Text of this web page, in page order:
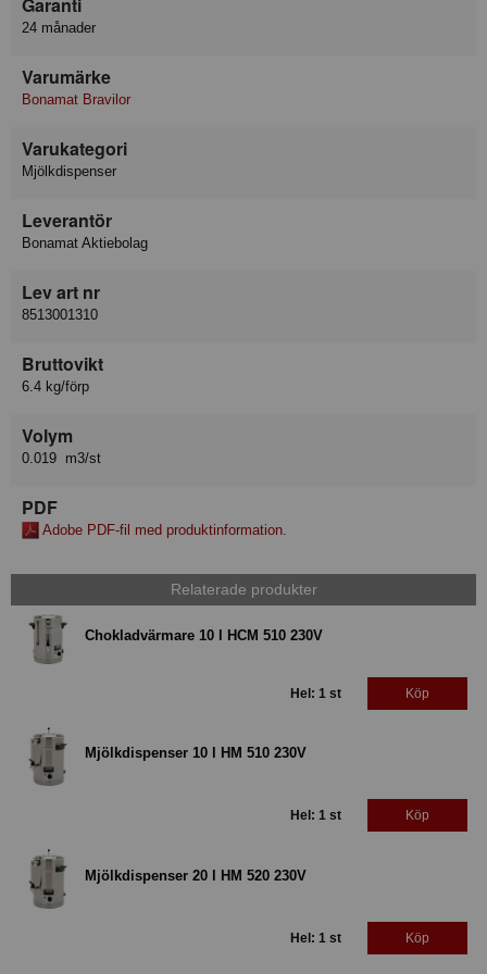
24 månader
Varumärke
Bonamat Bravilor
Varukategori
Mjölkdispenser
Leverantör
Bonamat Aktiebolag
Lev art nr
8513001310
Bruttovikt
6.4 kg/förp
Volym
0.019 m3/st
PDF
Adobe PDF-fil med produktinformation.
Relaterade produkter
Chokladvärmare 10 l HCM 510 230V
Hel: 1 st Köp
Mjölkdispenser 10 l HM 510 230V
Hel: 1 st Köp
Mjölkdispenser 20 l HM 520 230V
Hel: 1 st Köp